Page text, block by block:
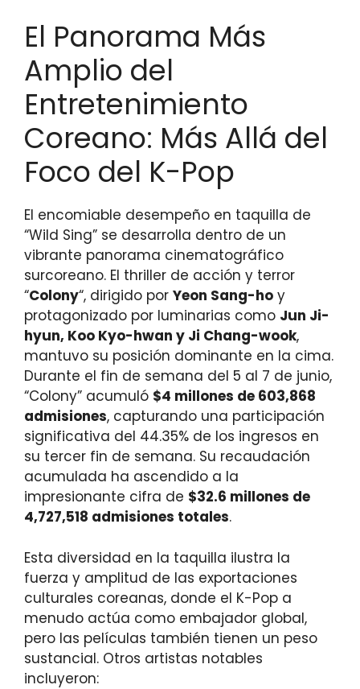
El Panorama Más
Amplio del
Entretenimiento
Coreano: Más Allá del
Foco del K-Pop
El encomiable desempeño en taquilla de
“Wild Sing” se desarrolla dentro de un
vibrante panorama cinematográfico
surcoreano. El thriller de acción y terror
“Colony“, dirigido por Yeon Sang-ho y
protagonizado por luminarias como Jun Ji-
hyun, Koo Kyo-hwan y Ji Chang-wook,
mantuvo su posición dominante en la cima.
Durante el fin de semana del 5 al 7 de junio,
“Colony” acumuló $4 millones de 603,868
admisiones, capturando una participación
significativa del 44.35% de los ingresos en
su tercer fin de semana. Su recaudación
acumulada ha ascendido a la
impresionante cifra de $32.6 millones de
4,727,518 admisiones totales.
Esta diversidad en la taquilla ilustra la
fuerza y amplitud de las exportaciones
culturales coreanas, donde el K-Pop a
menudo actúa como embajador global,
pero las películas también tienen un peso
sustancial. Otros artistas notables
incluyeron: